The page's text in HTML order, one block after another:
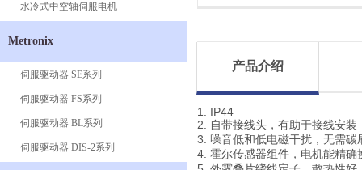
水冷式中空轴伺服电机
Metronix
伺服驱动器 SE系列
伺服驱动器 FS系列
伺服驱动器 BL系列
伺服驱动器 DIS-2系列
产品介绍
1. IP44
2. 自带接线头，有助于接线安装
3. 噪音低和低电磁干扰，无需碳
4. 霍尔传感器组件，电机能精确